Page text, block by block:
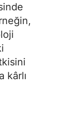
kârlı